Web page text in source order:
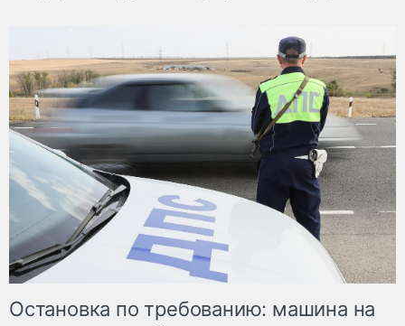
Остановка по требованию: машина на